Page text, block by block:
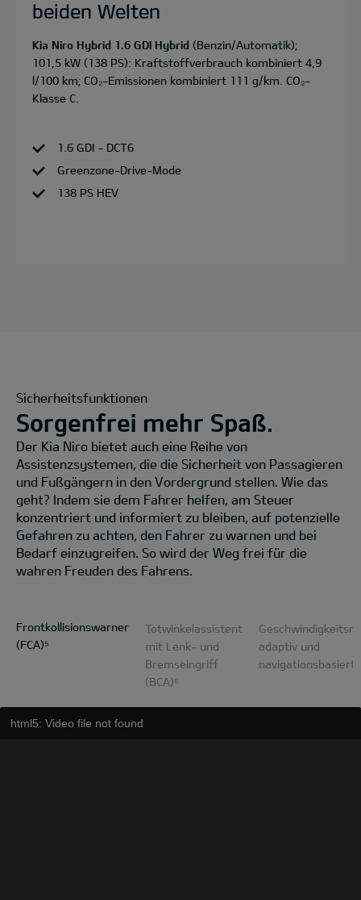
beiden Welten
Kia Niro Hybrid 1.6 GDI Hybrid (Benzin/Automatik);
101,5 kW (138 PS): Kraftstoffverbrauch kombiniert 4,9
l/100 km; CO₂-Emissionen kombiniert 111 g/km. CO₂-
Klasse C.
1.6 GDI - DCT6
Greenzone-Drive-Mode
138 PS HEV
Sicherheitsfunktionen
Sorgenfrei mehr Spaß.
Der Kia Niro bietet auch eine Reihe von
Assistenzsystemen, die die Sicherheit von Passagieren
und Fußgängern in den Vordergrund stellen. Wie das
geht? Indem sie dem Fahrer helfen, am Steuer
konzentriert und informiert zu bleiben, auf potenzielle
Gefahren zu achten, den Fahrer zu warnen und bei
Bedarf einzugreifen. So wird der Weg frei für die
wahren Freuden des Fahrens.
Frontkollisionswarner
(FCA)⁵
Totwinkelassistent
mit Lenk- und
Bremseingriff
(BCA)⁶
adaptiv und
navigationsbasiert
html5: Video file not found